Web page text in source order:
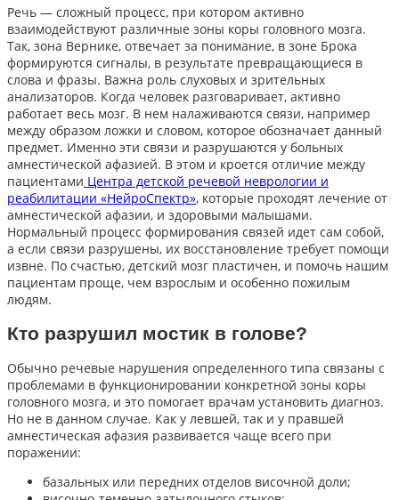
Речь — сложный процесс, при котором активно
взаимодействуют различные зоны коры головного мозга.
Так, зона Вернике, отвечает за понимание, в зоне Брока
формируются сигналы, в результате превращающиеся в
слова и фразы. Важна роль слуховых и зрительных
анализаторов. Когда человек разговаривает, активно
работает весь мозг. В нем налаживаются связи, например
между образом ложки и словом, которое обозначает данный
предмет. Именно эти связи и разрушаются у больных
амнестической афазией. В этом и кроется отличие между
пациентами Центра детской речевой неврологии и
реабилитации «НейроСпектр», которые проходят лечение от
амнестической афазии, и здоровыми малышами.
Нормальный процесс формирования связей идет сам собой,
а если связи разрушены, их восстановление требует помощи
извне. По счастью, детский мозг пластичен, и помочь нашим
пациентам проще, чем взрослым и особенно пожилым
людям.
Кто разрушил мостик в голове?
Обычно речевые нарушения определенного типа связаны с
проблемами в функционировании конкретной зоны коры
головного мозга, и это помогает врачам установить диагноз.
Но не в данном случае. Как у левшей, так и у правшей
амнестическая афазия развивается чаще всего при
поражении:
базальных или передних отделов височной доли;